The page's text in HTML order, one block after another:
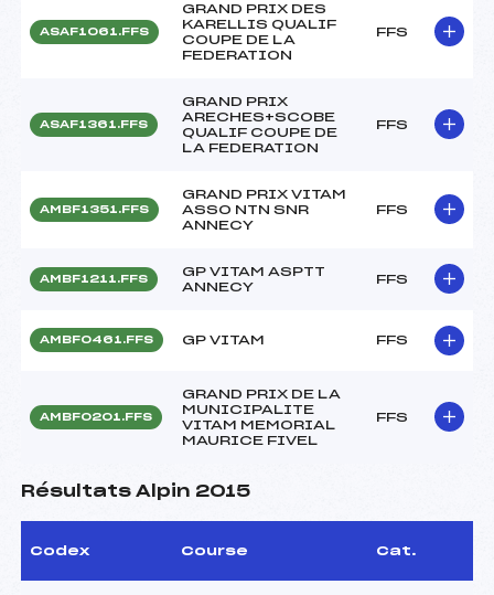
ASAF1061.FFS
GRAND PRIX DES
KARELLIS QUALIF
COUPE DE LA
FEDERATION
FFS
ASAF1361.FFS
GRAND PRIX
ARECHES+SCOBE
QUALIF COUPE DE
LA FEDERATION
FFS
AMBF1351.FFS
GRAND PRIX VITAM
ASSO NTN SNR
ANNECY
FFS
AMBF1211.FFS
GP VITAM ASPTT
ANNECY
FFS
AMBF0461.FFS GP VITAM FFS
AMBF0201.FFS
GRAND PRIX DE LA
MUNICIPALITE
VITAM MEMORIAL
MAURICE FIVEL
FFS
Résultats Alpin 2015
Codex Course Cat.